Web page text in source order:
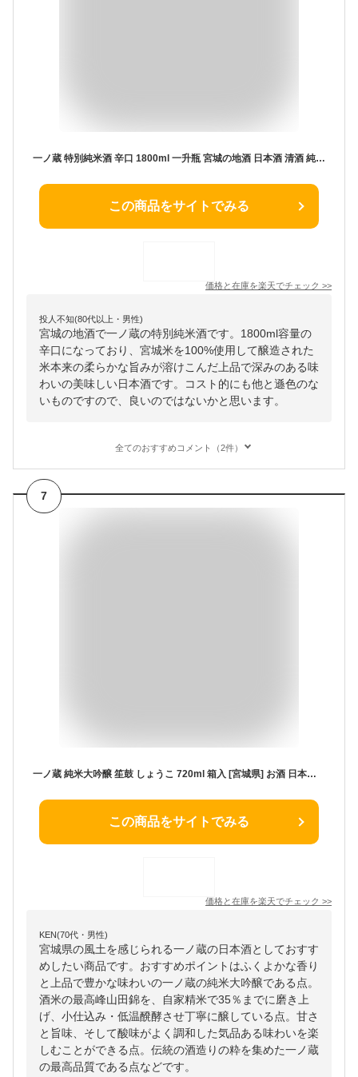
一ノ蔵 特別純米酒 辛口 1800ml 一升瓶 宮城の地酒 日本酒 清酒 純米酒 父の日 御中元 ギフト プレゼント 贈答品 内祝い お返し お酒 Sake
この商品をサイトでみる
価格と在庫を楽天でチェック >>
投人不知(80代以上・男性)
宮城の地酒で一ノ蔵の特別純米酒です。1800ml容量の
辛口になっており、宮城米を100%使用して醸造された
米本来の柔らかな旨みが溶けこんだ上品で深みのある味
わいの美味しい日本酒です。コスト的にも他と遜色のな
いものですので、良いのではないかと思います。
全てのおすすめコメント（2件）
7
一ノ蔵 純米大吟醸 笙鼓 しょうこ 720ml 箱入 [宮城県] お酒 日本酒 一の蔵 ギフト 誕生日 お中元 御中元 母の日 父の日 お歳暮 御歳暮 敬老の日
この商品をサイトでみる
価格と在庫を楽天でチェック >>
KEN(70代・男性)
宮城県の風土を感じられる一ノ蔵の日本酒としておすす
めしたい商品です。おすすめポイントはふくよかな香り
と上品で豊かな味わいの一ノ蔵の純米大吟醸である点。
酒米の最高峰山田錦を、自家精米で35％までに磨き上
げ、小仕込み・低温醗酵させ丁寧に醸している点。甘さ
と旨味、そして酸味がよく調和した気品ある味わいを楽
しむことができる点。伝統の酒造りの粋を集めた一ノ蔵
の最高品質である点などです。